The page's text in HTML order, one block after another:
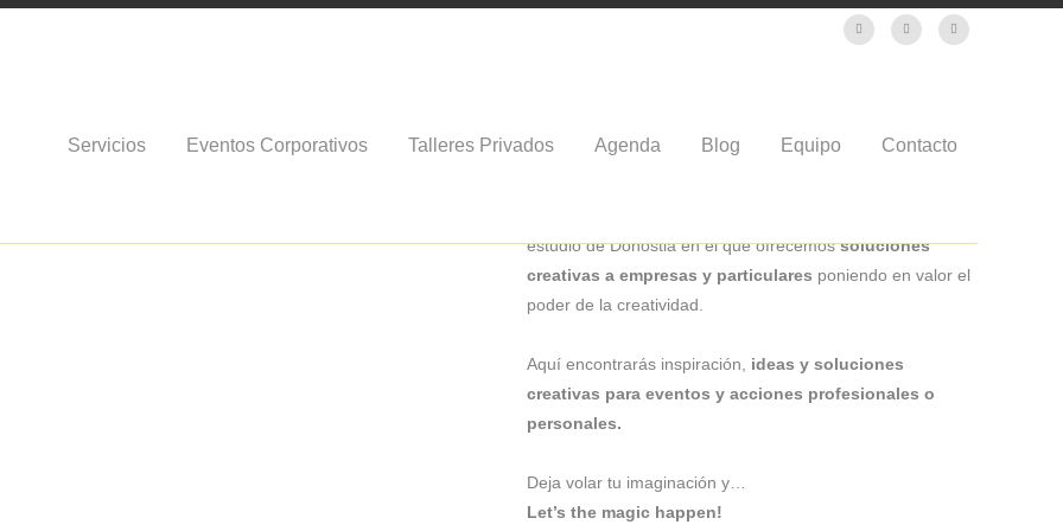
Servicios Eventos Corporativos Talleres Privados Agenda Blog Equipo Contacto
estudio de Donostia en el que ofrecemossoluciones
creativas a empresas y particulares poniendo en valor el
poder de la creatividad.
Aquí encontrarás inspiración,
ideas y soluciones
creativas para eventos y acciones profesionales o
personales.
Deja volar tu imaginación y…
Let’s the magic happen!